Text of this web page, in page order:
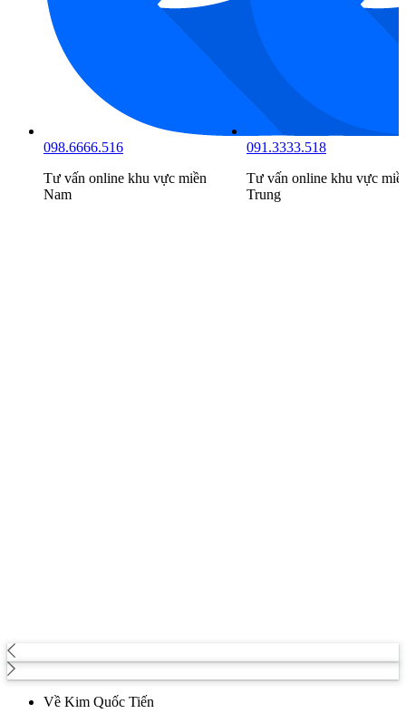
098.6666.516
Tư vấn online khu vực miền
Nam
091.3333.518
Tư vấn online khu vực
Trung
Về Kim Quốc Tiến